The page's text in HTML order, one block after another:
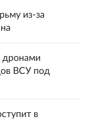
из-за
ВСУ под
в